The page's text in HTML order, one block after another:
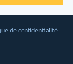
de confidentialité